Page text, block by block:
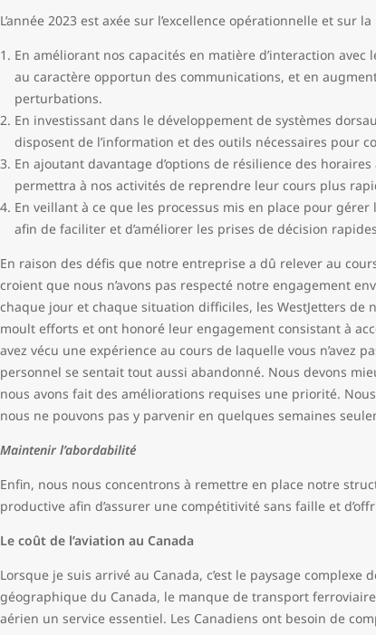
L’année 2023 est axée sur l’excellence opérationnelle et sur
En améliorant nos capacités en matière d’interaction
au caractère opportun des communications, et en
perturbations.
En investissant dans le développement de systèmes
disposent de l’information et des outils nécessaires pour
En ajoutant davantage d’options de résilience des
permettra à nos activités de reprendre leur cours plus
En veillant à ce que les processus mis en place pour
afin de faciliter et d’améliorer les prises de décision
En raison des défis que notre entreprise a dû relever au
croient que nous n’avons pas respecté notre engagement
chaque jour et chaque situation difficiles, les WestJetters
moult efforts et ont honoré leur engagement consistant à
avez vécu une expérience au cours de laquelle vous n’avez
personnel se sentait tout aussi abandonné. Nous devons
nous avons fait des améliorations requises une priorité.
nous ne pouvons pas y parvenir en quelques semaines
Maintenir l’abordabilité
Enfin, nous nous concentrons à remettre en place notre
productive afin d’assurer une compétitivité sans faille et
Le coût de l’aviation au Canada
Lorsque je suis arrivé au Canada, c’est le paysage complexe
géographique du Canada, le manque de transport
aérien un service essentiel. Les Canadiens ont besoin de